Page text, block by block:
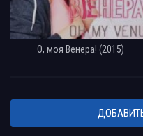
О, моя Венера! (2015)